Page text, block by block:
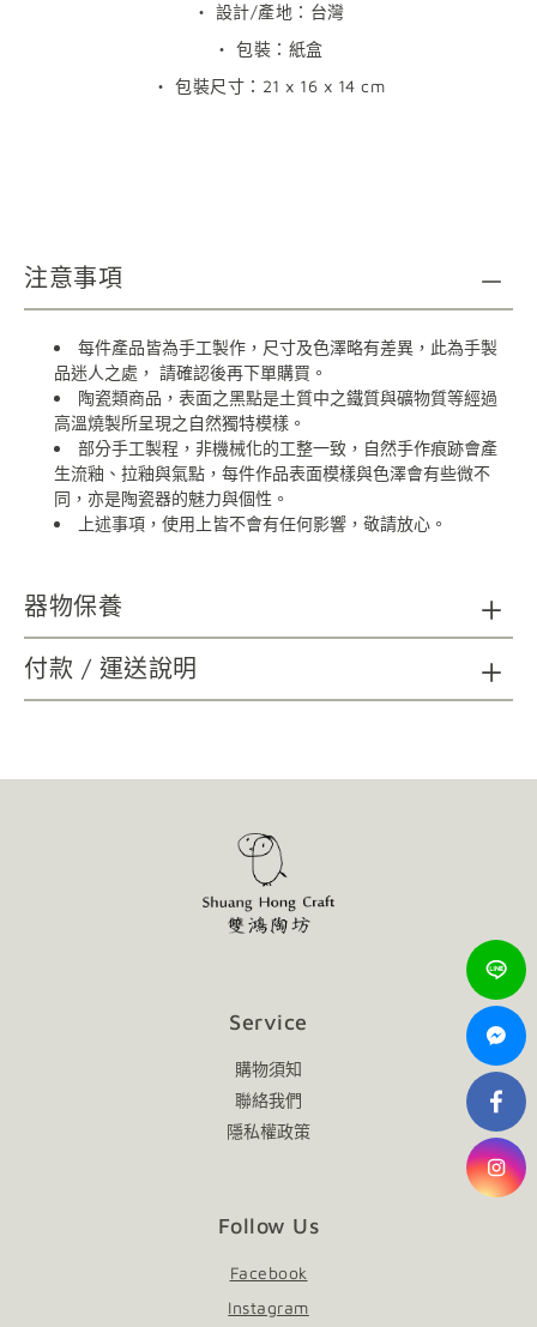
・ 設計/產地：台灣
・ 包裝：紙盒
・ 包裝尺寸： 21 x 16 x 14 cm
注意事項
每件產品皆為手工製作，尺寸及色澤略有差異，此為手製
品迷人之處， 請確認後再下單購買。
陶瓷類商品，表面之黑點是土質中之鐵質與礦物質等經過
高溫燒製所呈現之自然獨特模樣。
部分手工製程，非機械化的工整一致，自然手作痕跡會產
生流釉、拉釉與氣點，每件作品表面模樣與色澤會有些微不
同，亦是陶瓷器的魅力與個性。
上述事項，使用上皆不會有任何影響，敬請放心。
器物保養
陶瓷器清潔：請以海綿、精緻瓷器專用刷具及不具顆粒磨
砂功能之餐具中性洗劑，延長使用年限；無法以洗碗機清洗。
木質及金屬材質如需清潔，請以柔軟乾布擦拭。
使用後會隨著時間表面有可能產生自然痕跡，增添作
付款 / 運送說明
Service
購物須知
聯絡我們
隱私權政策
Follow Us
Facebook
Instagram